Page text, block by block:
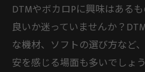
DTMやボカロPに興味はある
良いか迷っていませんか？
な機材、ソフトの選び方など
安を感じる場面も多いでしょ